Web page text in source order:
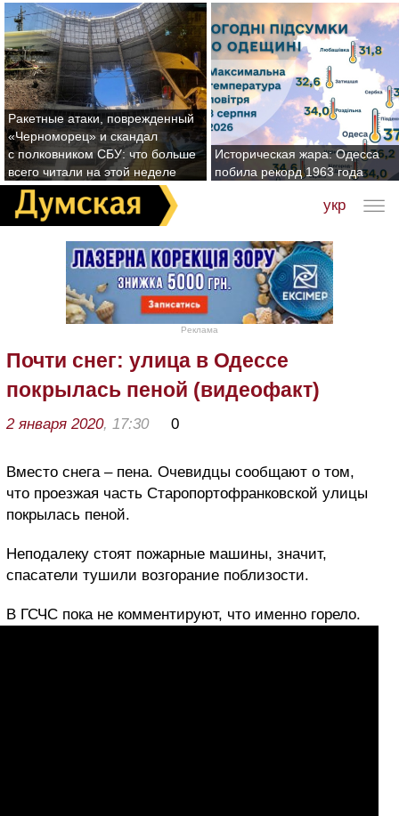
Ракетные атаки, поврежденный
«Черноморец» и скандал
с полковником СБУ: что больше
всего читали на этой неделе
Историческая жара: Одесса
побила рекорд 1963 года
укр
Реклама
Почти снег: улица в Одессе
покрылась пеной (видеофакт)
2 января 2020, 17:30 0
Вместо снега – пена. Очевидцы сообщают о том,
что проезжая часть Старопортофранковской улицы
покрылась пеной.
Неподалеку стоят пожарные машины, значит,
спасатели тушили возгорание поблизости.
В ГСЧС пока не комментируют, что именно горело.